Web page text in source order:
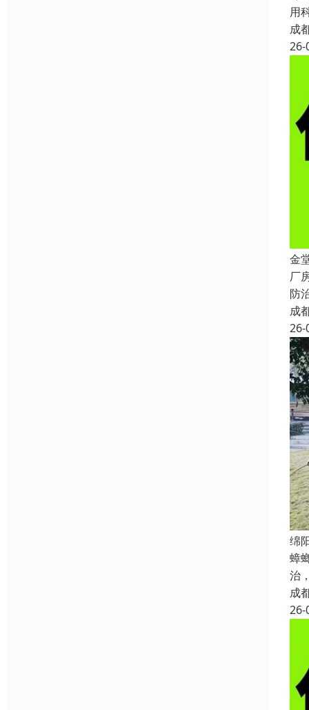
用
成
26-
金
厂
防
成
26-
绵
蟑
治
成
26-